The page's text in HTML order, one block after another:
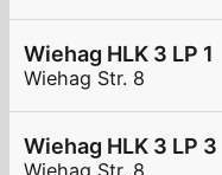
Wiehag HLK 3 LP 1
Wiehag Str. 8
Wiehag HLK 3 LP 3